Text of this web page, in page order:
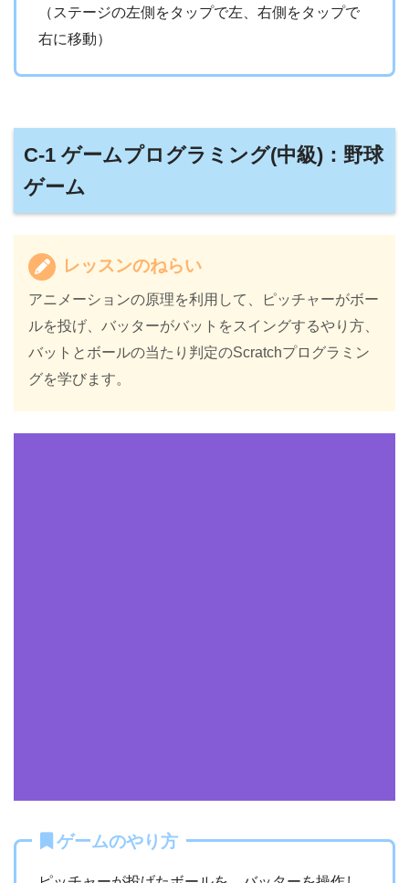
（ステージの左側をタップで左、右側をタップで
右に移動）
C-1 ゲームプログラミング(中級)：野球
ゲーム
レッスンのねらい
アニメーションの原理を利用して、ピッチャーがボー
ルを投げ、バッターがバットをスイングするやり方、
バットとボールの当たり判定のScratchプログラミン
グを学びます。
ゲームのやり方